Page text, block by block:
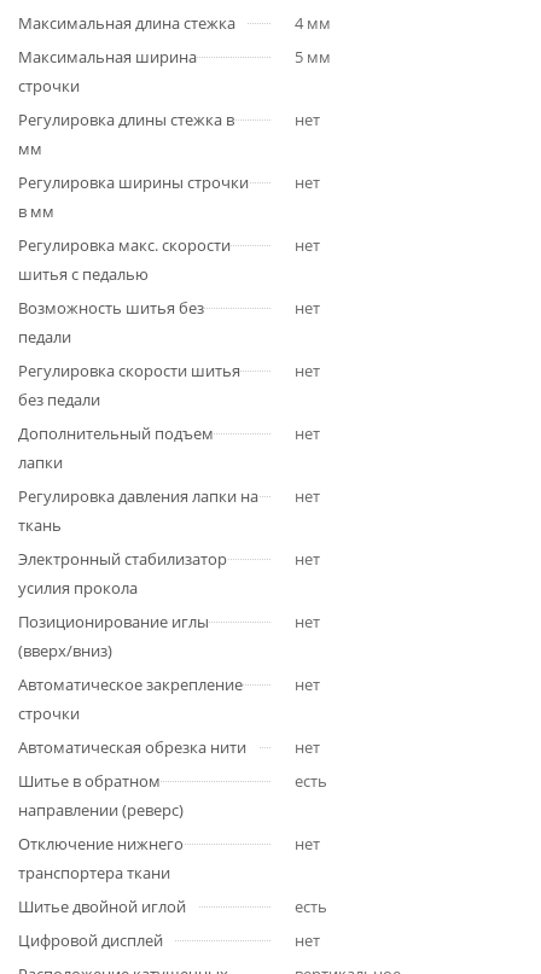
Максимальная длина стежка
4 мм
Максимальная ширина
строчки
5 мм
Регулировка длины стежка в
мм
нет
Регулировка ширины строчки
в мм
нет
Регулировка макс. скорости
шитья с педалью
нет
Возможность шитья без
педали
нет
Регулировка скорости шитья
без педали
нет
Дополнительный подъем
лапки
нет
Регулировка давления лапки на
ткань
нет
Электронный стабилизатор
усилия прокола
нет
Позиционирование иглы
(вверх/вниз)
нет
Автоматическое закрепление
строчки
нет
Автоматическая обрезка нити
нет
Шитье в обратном
направлении (реверс)
есть
Отключение нижнего
транспортера ткани
нет
Шитье двойной иглой
есть
Цифровой дисплей
нет